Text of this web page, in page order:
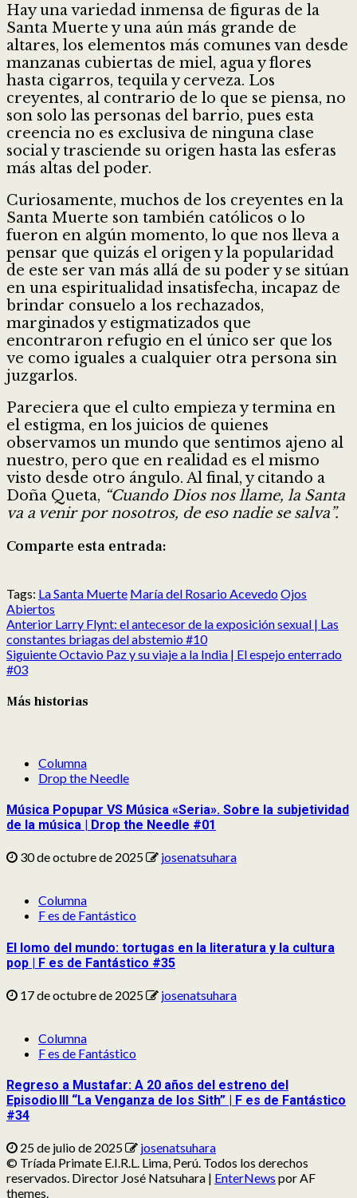
Hay una variedad inmensa de figuras de la
Santa Muerte y una aún más grande de
altares, los elementos más comunes van desde
manzanas cubiertas de miel, agua y flores
hasta cigarros, tequila y cerveza. Los
creyentes, al contrario de lo que se piensa, no
son solo las personas del barrio, pues esta
creencia no es exclusiva de ninguna clase
social y trasciende su origen hasta las esferas
más altas del poder.
Curiosamente, muchos de los creyentes en la
Santa Muerte son también católicos o lo
fueron en algún momento, lo que nos lleva a
pensar que quizás el origen y la popularidad
de este ser van más allá de su poder y se sitúan
en una espiritualidad insatisfecha, incapaz de
brindar consuelo a los rechazados,
marginados y estigmatizados que
encontraron refugio en el único ser que los
ve como iguales a cualquier otra persona sin
juzgarlos.
Pareciera que el culto empieza y termina en
el estigma, en los juicios de quienes
observamos un mundo que sentimos ajeno al
nuestro, pero que en realidad es el mismo
visto desde otro ángulo. Al final, y citando a
Doña Queta, “Cuando Dios nos llame, la Santa
va a venir por nosotros, de eso nadie se salva”.
Comparte esta entrada:
en
X
(Twitter)
en
Facebook
en
Reddit
en en en
Tags: La Santa Muerte María del Rosario AcevedoOjos
Abiertos
Post
navigation
Anterior Larry Flynt: el antecesor de la exposición sexual | Las
constantes briagas del abstemio #10
SiguienteOctavio Paz y su viaje a la India | El espejo enterrado
#03
Más historias
Columna
Drop the Needle
Música Popupar VS Música «Seria». Sobre la subjetividad
de la música | Drop the Needle #01
30 de octubre de 2025 josenatsuhara
Columna
F es de Fantástico
El lomo del mundo: tortugas en la literatura y la cultura
pop | F es de Fantástico #35
17 de octubre de 2025 josenatsuhara
Columna
F es de Fantástico
Regreso a Mustafar: A 20 años del estreno del
Episodio III “La Venganza de los Sith” | F es de Fantástico
#34
25 de julio de 2025
josenatsuhara
© Tríada Primate E.I.R.L. Lima, Perú. Todos los derechos
reservados. Director José Natsuhara | EnterNews por AF
themes.